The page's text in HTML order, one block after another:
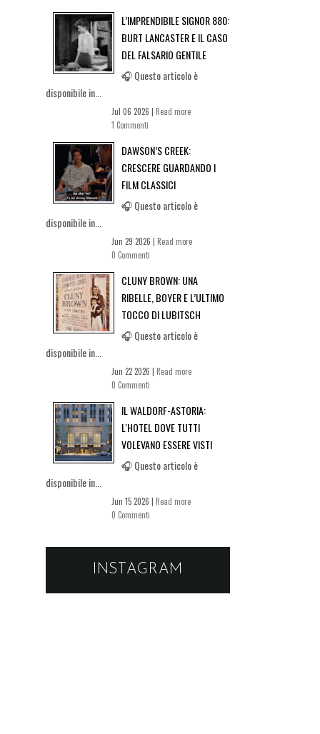
L’IMPRENDIBILE SIGNOR 880:
BURT LANCASTER E IL CASO
DEL FALSARIO GENTILE
🎧 Questo articolo è
disponibile in...
Jul 06 2026 | Read more
1 Commenti
DAWSON’S CREEK:
CRESCERE GUARDANDO I
FILM CLASSICI
🎧 Questo articolo è
disponibile in...
Jun 29 2026 | Read more
0 Commenti
CLUNY BROWN: UNA
RIBELLE, BOYER E L’ULTIMO
TOCCO DI LUBITSCH
🎧 Questo articolo è
disponibile in...
Jun 22 2026 | Read more
0 Commenti
IL WALDORF-ASTORIA:
L'HOTEL DOVE TUTTI
VOLEVANO ESSERE VISTI
🎧 Questo articolo è
disponibile in...
Jun 15 2026 | Read more
0 Commenti
INSTAGRAM